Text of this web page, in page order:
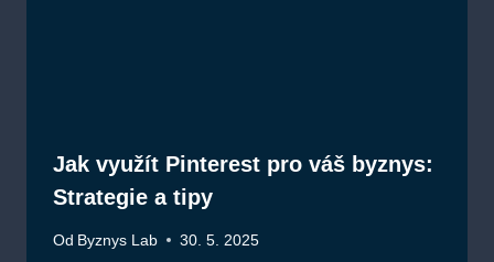
Jak využít Pinterest pro váš byznys:
Strategie a tipy
Od Byznys Lab 30. 5. 2025